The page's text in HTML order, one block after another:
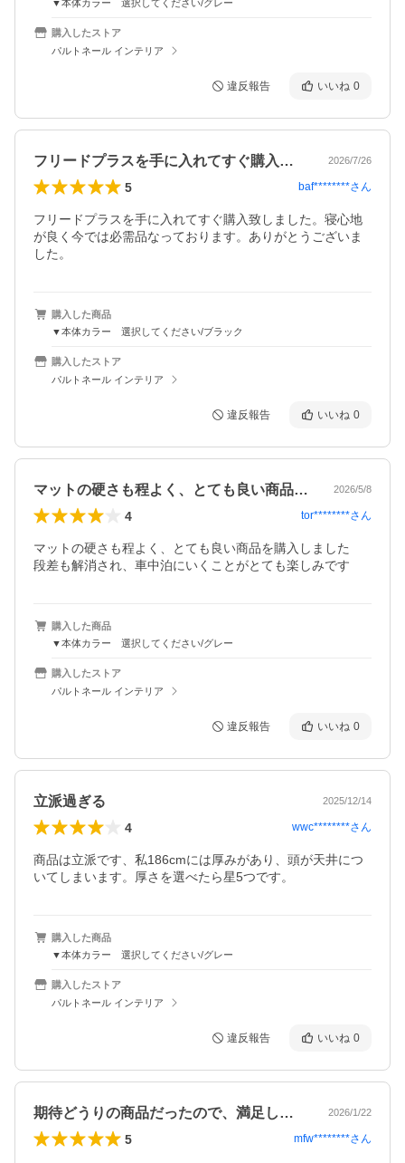
▼本体カラー 選択してください/グレー
購入したストア
パルトネール インテリア
違反報告 いいね 0
フリードプラスを手に入れてすぐ購入致し… 2026/7/26
5 baf********さん
フリードプラスを手に入れてすぐ購入致しました。寝心地
が良く今では必需品なっております。ありがとうございま
した。
購入した商品
▼本体カラー 選択してください/ブラック
購入したストア
パルトネール インテリア
違反報告 いいね 0
マットの硬さも程よく、とても良い商品を… 2026/5/8
4 tor********さん
マットの硬さも程よく、とても良い商品を購入しました
購入した商品
▼本体カラー 選択してください/グレー
購入したストア
パルトネール インテリア
違反報告 いいね 0
立派過ぎる 2025/12/14
4 wwc********さん
商品は立派です、私186cmには厚みがあり、頭が天井につ
いてしまいます。厚さを選べたら星5つです。
購入した商品
▼本体カラー 選択してください/グレー
購入したストア
パルトネール インテリア
違反報告 いいね 0
期待どうりの商品だったので、満足してい… 2026/1/22
5 mfw********さん